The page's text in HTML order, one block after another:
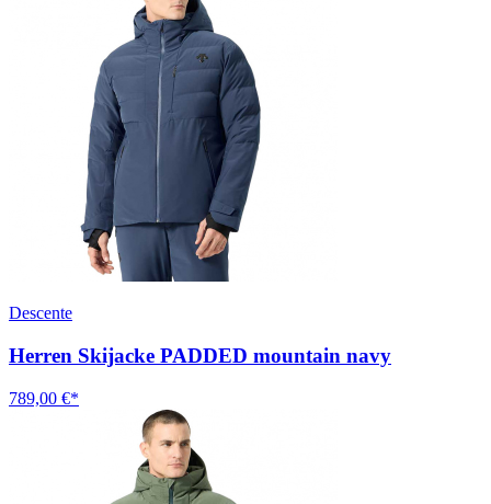
Descente
Herren Skijacke PADDED mountain navy
789,00 €*